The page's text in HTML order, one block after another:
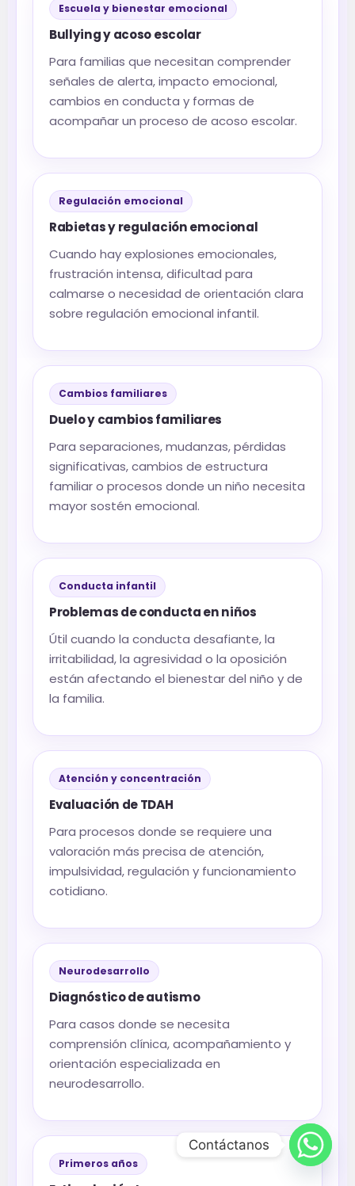
Escuela y bienestar emocional
Bullying y acoso escolar
Para familias que necesitan comprender
señales de alerta, impacto emocional,
cambios en conducta y formas de
acompañar un proceso de acoso escolar.
Regulación emocional
Rabietas y regulación emocional
Cuando hay explosiones emocionales,
frustración intensa, dificultad para
calmarse o necesidad de orientación clara
sobre regulación emocional infantil.
Cambios familiares
Duelo y cambios familiares
Para separaciones, mudanzas, pérdidas
significativas, cambios de estructura
familiar o procesos donde un niño necesita
mayor sostén emocional.
Conducta infantil
Problemas de conducta en niños
Útil cuando la conducta desafiante, la
irritabilidad, la agresividad o la oposición
están afectando el bienestar del niño y de
la familia.
Atención y concentración
Evaluación de TDAH
Para procesos donde se requiere una
valoración más precisa de atención,
impulsividad, regulación y funcionamiento
cotidiano.
Neurodesarrollo
Diagnóstico de autismo
Para casos donde se necesita
comprensión clínica, acompañamiento y
orientación especializada en
neurodesarrollo.
Primeros años
Contáctanos